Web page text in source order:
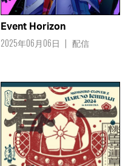
Event Horizon
2025年06月06日 配信